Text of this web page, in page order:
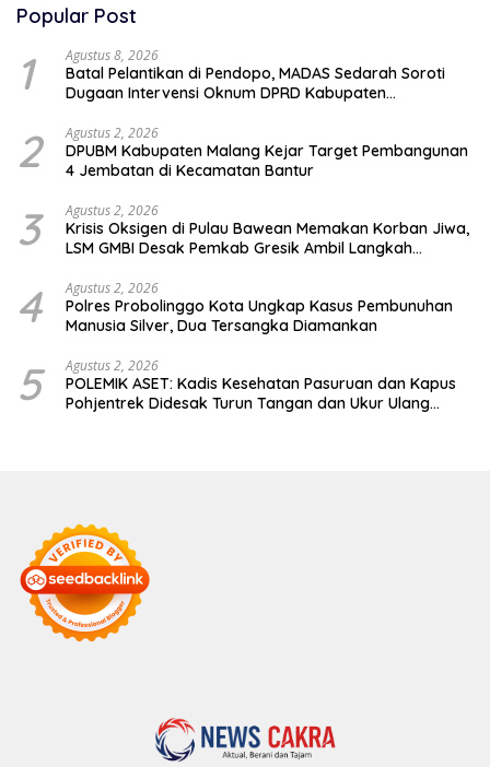
Popular Post
1 Agustus 8, 2026
Batal Pelantikan di Pendopo, MADAS Sedarah Soroti
Dugaan Intervensi Oknum DPRD Kabupaten
2 Agustus 2, 2026
DPUBM Kabupaten Malang Kejar Target Pembangunan
4 Jembatan di Kecamatan Bantur
3 Agustus 2, 2026
Krisis Oksigen di Pulau Bawean Memakan Korban Jiwa,
LSM GMBI Desak Pemkab Gresik Ambil Langkah
4 Agustus 2, 2026
Polres Probolinggo Kota Ungkap Kasus Pembunuhan
Manusia Silver, Dua Tersangka Diamankan
5 Agustus 2, 2026
POLEMIK ASET: Kadis Kesehatan Pasuruan dan Kapus
Pohjentrek Didesak Turun Tangan dan Ukur Ulang